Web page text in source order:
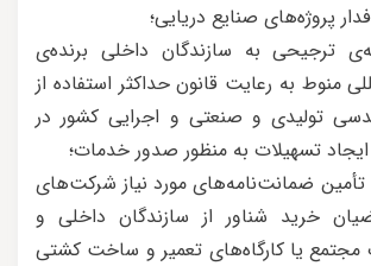
پروژه‌های صنایع دریایی؛
ترجیحی به سازندگان داخلی برنده‌ی
منوط به رعایت قانون حداکثر استفاده از
تولیدی و صنعتی و اجرایی کشور در
ایجاد تسهیلات به منظور صدور خدمات؛
ضمانت‌نامه‌های مورد نیاز شرکت‌های
خرید شناور از سازندگان داخلی و
مجتمع یا کارگاه‌های تعمیر و ساخت کشتی